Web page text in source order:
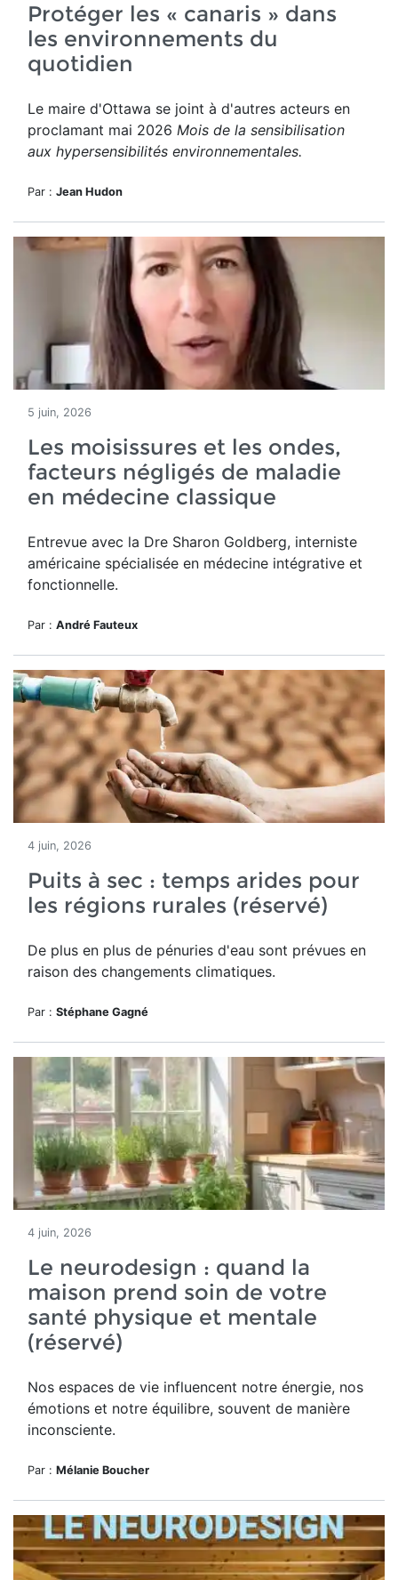
Protéger les « canaris » dans
les environnements du
quotidien
Le maire d'Ottawa se joint à d'autres acteurs en
proclamant mai 2026 Mois de la sensibilisation
aux hypersensibilités environnementales.
Par : Jean Hudon
5 juin, 2026
Les moisissures et les ondes,
facteurs négligés de maladie
en médecine classique
Entrevue avec la Dre Sharon Goldberg, interniste
américaine spécialisée en médecine intégrative et
fonctionnelle.
Par : André Fauteux
4 juin, 2026
Puits à sec : temps arides pour
les régions rurales (réservé)
De plus en plus de pénuries d'eau sont prévues en
raison des changements climatiques.
Par : Stéphane Gagné
4 juin, 2026
Le neurodesign : quand la
maison prend soin de votre
santé physique et mentale
(réservé)
Nos espaces de vie influencent notre énergie, nos
émotions et notre équilibre, souvent de manière
inconsciente.
Par : Mélanie Boucher